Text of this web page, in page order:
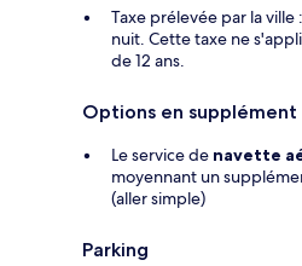
Taxe prélevée par la ville
nuit. Cette taxe ne
de 12 ans.
Options en supplément
Le service de navette
moyennant un
(aller simple)
Parking